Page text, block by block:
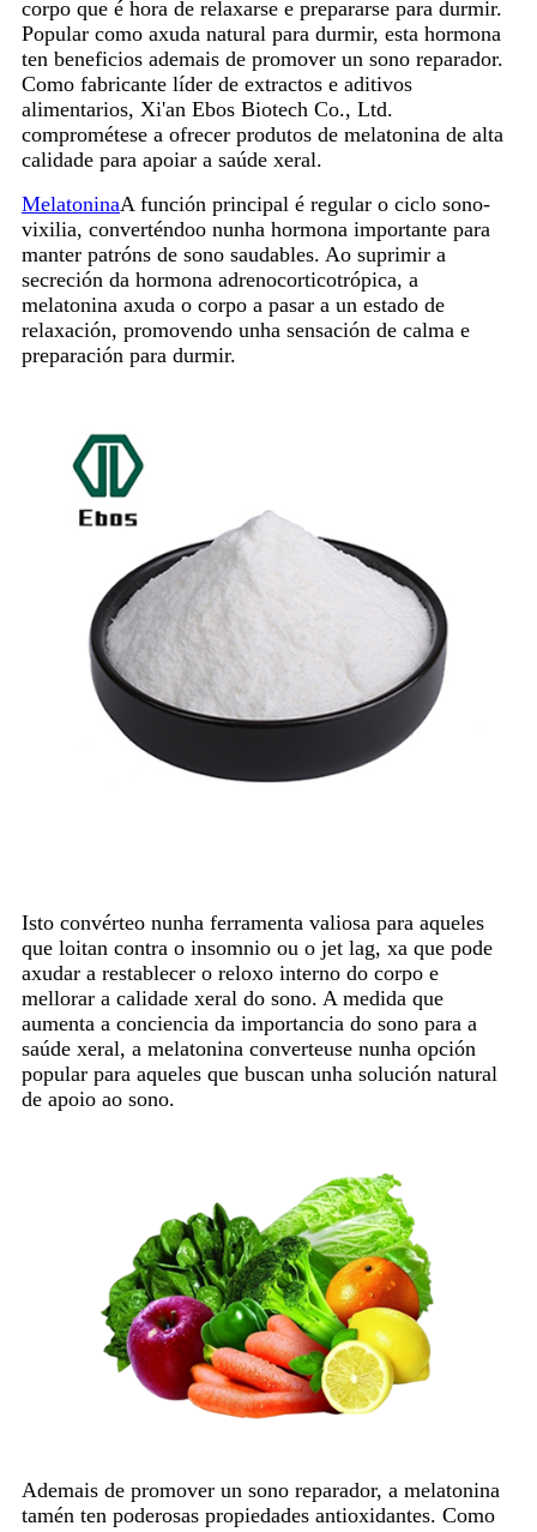
corpo que é hora de relaxarse ​​e prepararse para durmir.
Popular como axuda natural para durmir, esta hormona
ten beneficios ademais de promover un sono reparador.
Como fabricante líder de extractos e aditivos
alimentarios, Xi'an Ebos Biotech Co., Ltd.
comprométese a ofrecer produtos de melatonina de alta
calidade para apoiar a saúde xeral.
MelatoninaA función principal é regular o ciclo sono-
vixilia, converténdoo nunha hormona importante para
manter patróns de sono saudables. Ao suprimir a
secreción da hormona adrenocorticotrópica, a
melatonina axuda o corpo a pasar a un estado de
relaxación, promovendo unha sensación de calma e
preparación para durmir.
Isto convérteo nunha ferramenta valiosa para aqueles
que loitan contra o insomnio ou o jet lag, xa que pode
axudar a restablecer o reloxo interno do corpo e
mellorar a calidade xeral do sono. A medida que
aumenta a conciencia da importancia do sono para a
saúde xeral, a melatonina converteuse nunha opción
popular para aqueles que buscan unha solución natural
de apoio ao sono.
Ademais de promover un sono reparador, a melatonina
tamén ten poderosas propiedades antioxidantes. Como